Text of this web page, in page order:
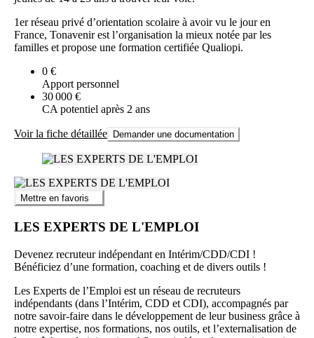
1er réseau privé d’orientation scolaire à avoir vu le jour en
France, Tonavenir est l’organisation la mieux notée par les
familles et propose une formation certifiée Qualiopi.
0 €
Apport personnel
30 000 €
CA potentiel après 2 ans
Voir la fiche détaillée Demander une documentation
Mettre en favoris
LES EXPERTS DE L'EMPLOI
Devenez recruteur indépendant en Intérim/CDD/CDI !
Bénéficiez d’une formation, coaching et de divers outils !
Les Experts de l’Emploi est un réseau de recruteurs
indépendants (dans l’Intérim, CDD et CDI), accompagnés par
notre savoir-faire dans le développement de leur business grâce à
notre expertise, nos formations, nos outils, et l’externalisation de